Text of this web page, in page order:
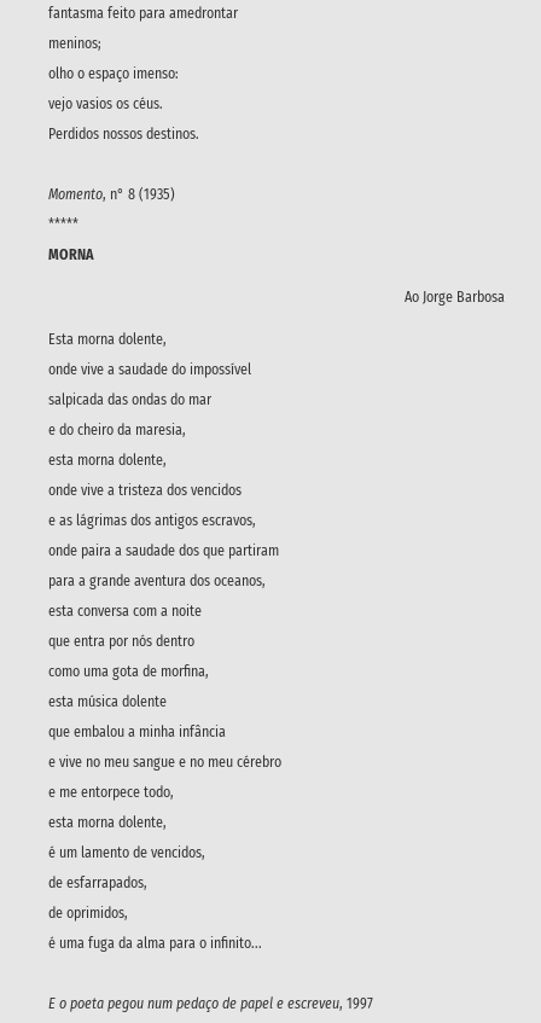
fantasma feito para amedrontar
meninos;
olho o espaço imenso:
vejo vasios os céus.
Perdidos nossos destinos.
Momento, n° 8 (1935)
*****
MORNA
Ao Jorge Barbosa
Esta morna dolente,
onde vive a saudade do impossível
salpicada das ondas do mar
e do cheiro da maresia,
esta morna dolente,
onde vive a tristeza dos vencidos
e as lágrimas dos antigos escravos,
onde paira a saudade dos que partiram
para a grande aventura dos oceanos,
esta conversa com a noite
que entra por nós dentro
como uma gota de morfina,
esta música dolente
que embalou a minha infância
e vive no meu sangue e no meu cérebro
e me entorpece todo,
esta morna dolente,
é um lamento de vencidos,
de esfarrapados,
de oprimidos,
é uma fuga da alma para o infinito...
E o poeta pegou num pedaço de papel e escreveu, 1997